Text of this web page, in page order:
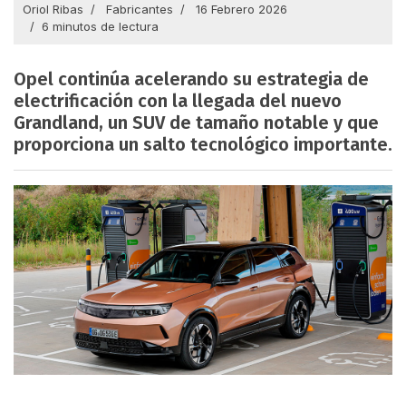
Oriol Ribas Fabricantes
16 Febrero 2026
6 minutos de lectura
Opel continúa acelerando su estrategia de
electrificación con la llegada del nuevo
Grandland, un SUV de tamaño notable y que
proporciona un salto tecnológico importante.